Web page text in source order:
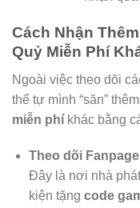
Cách Nhận
Quỷ Miễn Phí
Ngoài việc theo dõi
thể tự mình “săn”
miễn phí khác bằng
Theo dõi
Đây là nơi nhà
kiện tặng code